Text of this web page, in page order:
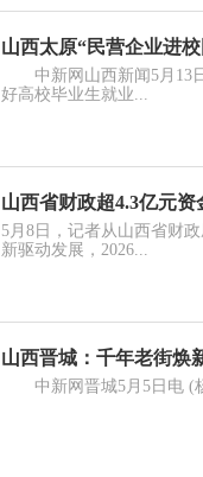
山西太原“民营企业进
中新网山西新闻5月13日
好高校毕业生就业...
山西省财政超4.3亿元
5月8日，记者从山西省财
新驱动发展，2026...
山西晋城：千年老街焕
中新网晋城5月5日电 (杨